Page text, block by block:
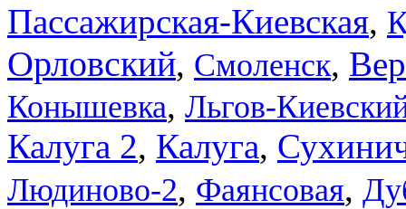
Пассажирская-Киевская,
Орловский, Смоленск,
Конышевка, Льгов-
Калуга 2, Калуга,
Людиново-2, Фаянсовая,